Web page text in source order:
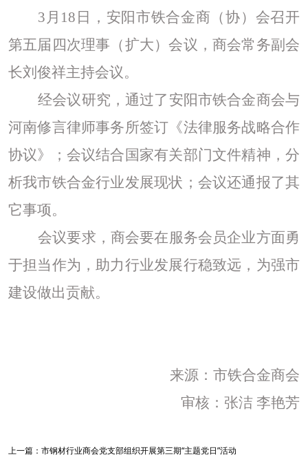
3月18日，安阳市铁合金商（协）会召开
第五届四次理事（扩大）会议，商会常务副会
长刘俊祥主持会议。
经会议研究，通过了安阳市铁合金商会与
河南修言律师事务所签订 《法律服务战略合作
协议》；会议结合国家有关部门文件精神，分
析我市铁合金行业发展现状；会议还通报了其
它事项。
会议要求，商会要在服务会员企业方面勇
于担当作为，助力行业发展行稳致远，为强市
建设做出贡献。
来源：市铁合金商会
审核：张洁 李艳芳
上一篇： 市钢材行业商会党支部组织开展第三期“主题党日”活动